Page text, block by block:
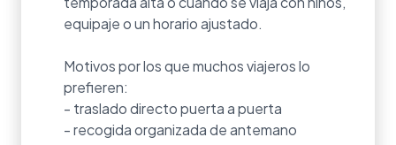
equipaje o un horario ajustado.
Motivos por los que muchos viajeros lo
prefieren:
- traslado directo puerta a puerta
- recogida organizada de antemano